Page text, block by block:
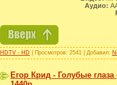
Аудио:
HDTV - HD | Просмотров: 2541 | Добавил:
Егор Крид - Голубые